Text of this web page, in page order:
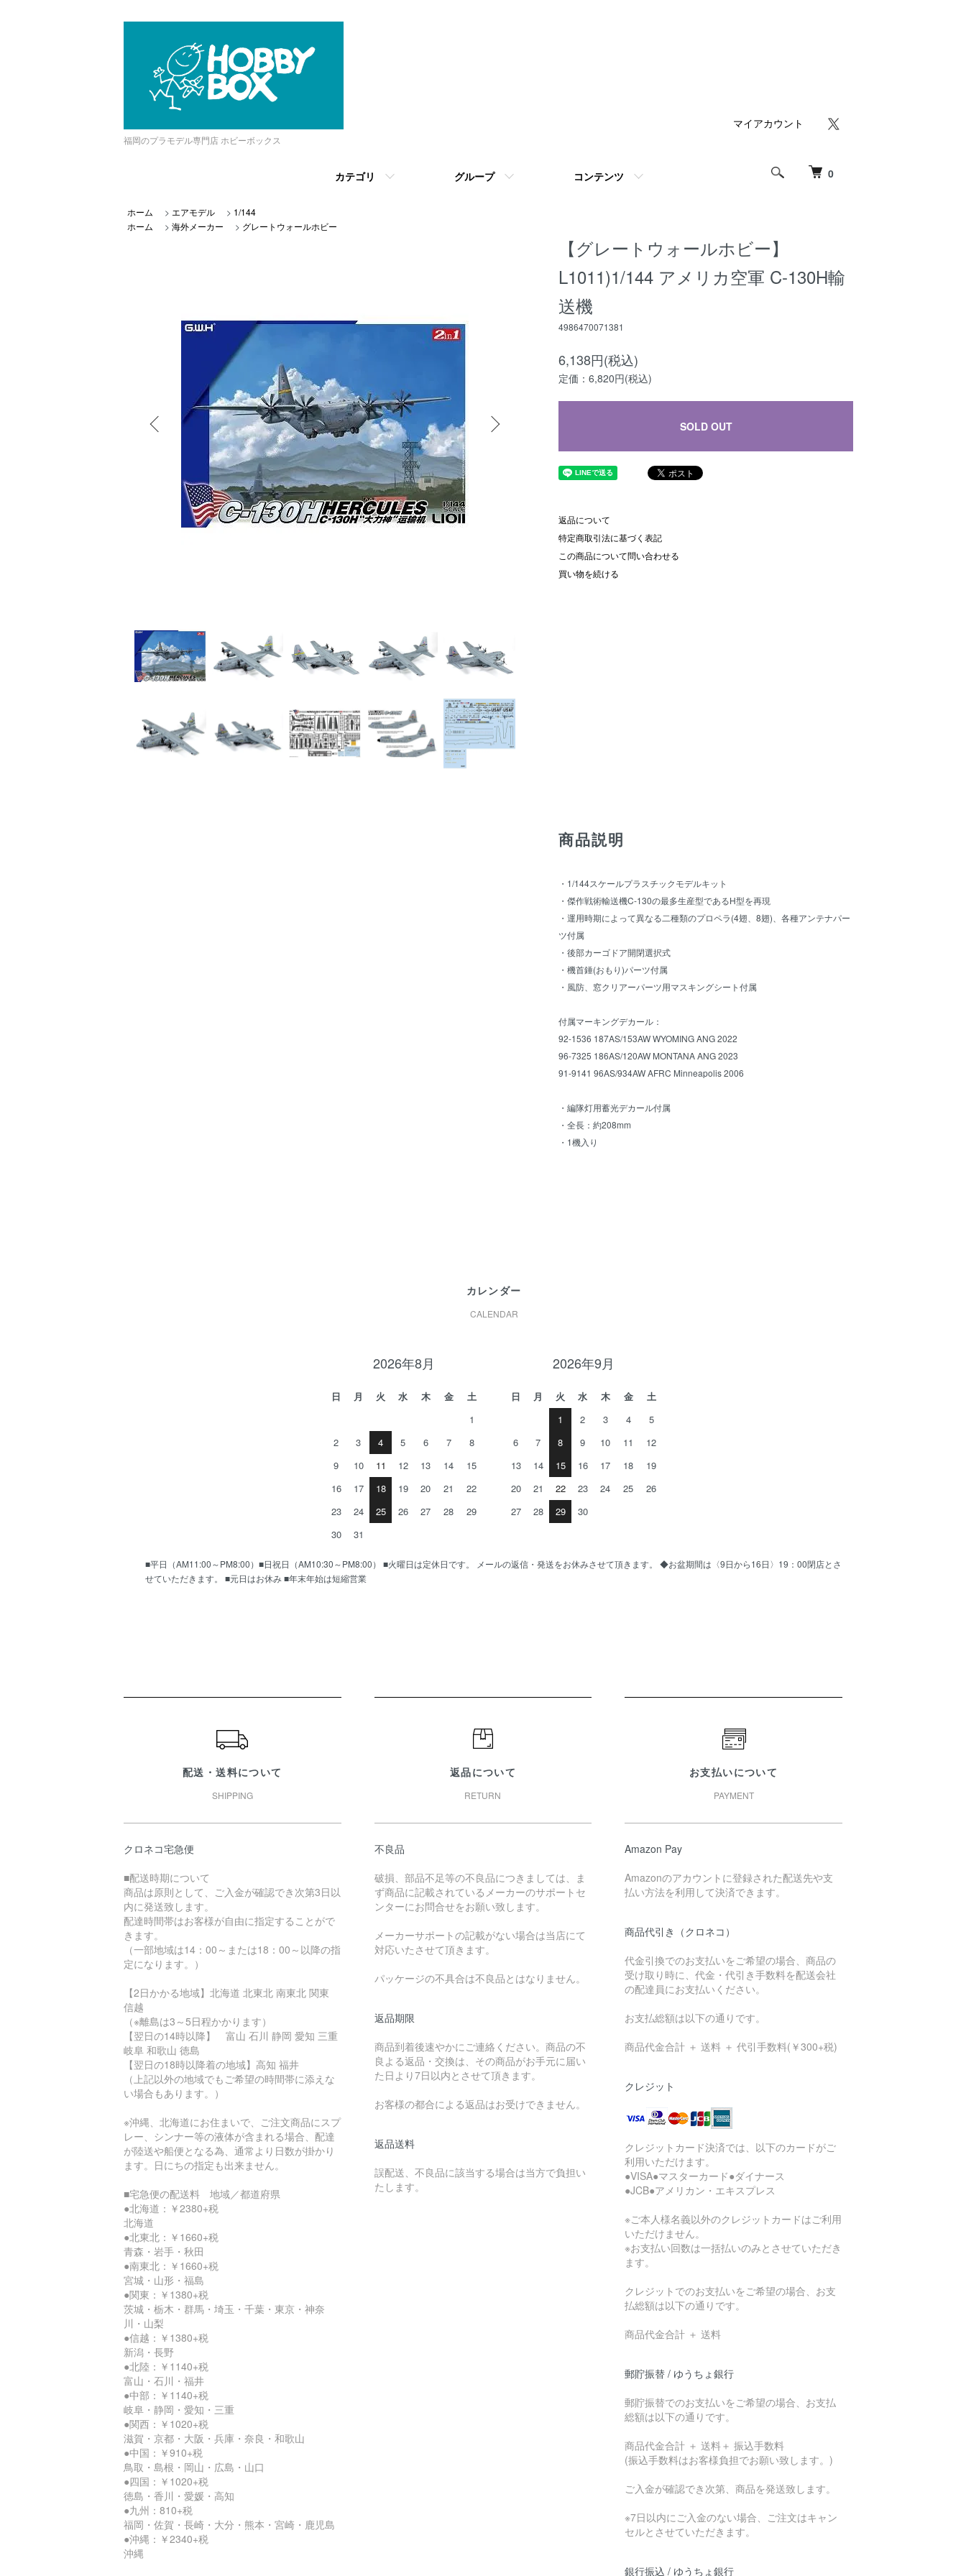
福岡のプラモデル専門店 ホビーボックス
0
カテゴリ グループ コンテンツ
マイアカウント
ホーム > エアモデル > 1/144
ホーム
> 海外メーカー > グレートウォールホビー
【グレートウォールホビー】
L1011)1/144 アメリカ空軍 C-130H輸
送機
4986470071381
6,138円(税込)
定価：6,820円(税込)
SOLD OUT
返品について
特定商取引法に基づく表記
この商品について問い合わせる
買い物を続ける
商品説明
・1/144スケールプラスチックモデルキット
・傑作戦術輸送機C-130の最多生産型であるH型を再現
・運用時期によって異なる二種類のプロペラ(4翅、8翅)、各種アンテナパー
ツ付属
・後部カーゴドア開閉選択式
・機首錘(おもり)パーツ付属
・風防、窓クリアーパーツ用マスキングシート付属
付属マーキングデカール：
92-1536 187AS/153AW WYOMING ANG 2022
96-7325 186AS/120AW MONTANA ANG 2023
91-9141 96AS/934AW AFRC Minneapolis 2006
・編隊灯用蓄光デカール付属
・全長：約208mm
・1機入り
カレンダー
CALENDAR
2026年8月
日 月 火 水 木 金
土
1
2
3 4 5 6 7
8
9
10 11 12 13 14
15
16
17 18 19 20 21
22
23
24 25 26 27 28
29
30
31
2026年9月
日 月 火 水 木 金
土
1
2 3 4
5
6
7 8 9 10 11
12
13
14 15 16 17 18
19
20
21 22 23 24 25
26
27
28 29 30
■平日（AM11:00～PM8:00）■日祝日（AM10:30～PM8:00） ■火曜日は定休日です。 メールの返信・発送をお休みさせて頂きます。 ◆お盆期間は〈9日から16日〉19：00閉店とさ
せていただきます。 ■元日はお休み ■年末年始は短縮営業
配送・送料について
SHIPPING
クロネコ宅急便
■配送時期について
商品は原則として、ご入金が確認でき次第3日以
内に発送致します。
配達時間帯はお客様が自由に指定することがで
きます。
（一部地域は14：00～または18：00～以降の指
定になります。）
【2日かかる地域】北海道 北東北 南東北 関東
信越
（※離島は3～5日程かかります）
【翌日の14時以降】 富山 石川 静岡 愛知 三重
岐阜 和歌山 徳島
【翌日の18時以降着の地域】高知 福井
（上記以外の地域でもご希望の時間帯に添えな
い場合もあります。）
※沖縄、北海道にお住まいで、ご注文商品にスプ
レー、シンナー等の液体が含まれる場合、配達
が陸送や船便となる為、通常より日数が掛かり
ます。日にちの指定も出来ません。
■宅急便の配送料 地域／都道府県
●北海道：￥2380+税
北海道
●北東北：￥1660+税
青森・岩手・秋田
●南東北：￥1660+税
宮城・山形・福島
●関東：￥1380+税
茨城・栃木・群馬・埼玉・千葉・東京・神奈
川・山梨
●信越：￥1380+税
新潟・長野
●北陸：￥1140+税
富山・石川・福井
●中部：￥1140+税
岐阜・静岡・愛知・三重
●関西：￥1020+税
滋賀・京都・大阪・兵庫・奈良・和歌山
●中国：￥910+税
鳥取・島根・岡山・広島・山口
●四国：￥1020+税
徳島・香川・愛媛・高知
●九州：810+税
福岡・佐賀・長崎・大分・熊本・宮崎・鹿児島
●沖縄：￥2340+税
沖縄
返品について
RETURN
不良品
破損、部品不足等の不良品につきましては、ま
ず商品に記載されているメーカーのサポートセ
ンターにお問合せをお願い致します。
メーカーサポートの記載がない場合は当店にて
対応いたさせて頂きます。
パッケージの不具合は不良品とはなりません。
返品期限
商品到着後速やかにご連絡ください。商品の不
良よる返品・交換は、その商品がお手元に届い
た日より7日以内とさせて頂きます。
お客様の都合による返品はお受けできません。
返品送料
誤配送、不良品に該当する場合は当方で負担い
たします。
お支払いについて
PAYMENT
Amazon Pay
Amazonのアカウントに登録された配送先や支
払い方法を利用して決済できます。
商品代引き（クロネコ）
代金引換でのお支払いをご希望の場合、商品の
受け取り時に、代金・代引き手数料を配送会社
の配達員にお支払いください。
お支払総額は以下の通りです。
商品代金合計 ＋ 送料 ＋ 代引手数料(￥300+税)
クレジット
クレジットカード決済では、以下のカードがご
利用いただけます。
●VISA●マスターカード●ダイナース
●JCB●アメリカン・エキスプレス
※ご本人様名義以外のクレジットカードはご利用
いただけません。
※お支払い回数は一括払いのみとさせていただき
ます。
クレジットでのお支払いをご希望の場合、お支
払総額は以下の通りです。
商品代金合計 ＋ 送料
郵貯振替 / ゆうちょ銀行
郵貯振替でのお支払いをご希望の場合、お支払
総額は以下の通りです。
商品代金合計 ＋ 送料＋ 振込手数料
(振込手数料はお客様負担でお願い致します。)
ご入金が確認でき次第、商品を発送致します。
※7日以内にご入金のない場合、ご注文はキャン
セルとさせていただきます。
銀行振込 / ゆうちょ銀行